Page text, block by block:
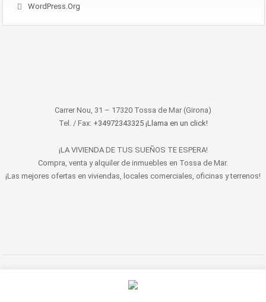
WordPress.org
Carrer Nou, 31 – 17320 Tossa de Mar (Girona)
Tel. / Fax: +34972343325 ¡Llama en un click!
¡LA VIVIENDA DE TUS SUEÑOS TE ESPERA!
Compra, venta y alquiler de inmuebles en Tossa de Mar.
¡Las mejores ofertas en viviendas, locales comerciales, oficinas y terrenos!